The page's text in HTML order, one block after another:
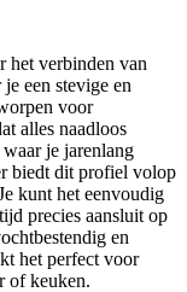
het verbinden van
een stevige en
voor
alles naadloos
je jarenlang
biedt dit profiel volop
kunt het eenvoudig
precies aansluit op
en
het perfect voor
of keuken.